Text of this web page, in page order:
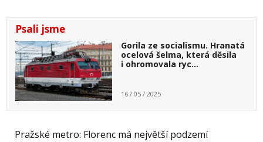
Psali jsme
Gorila ze socialismu. Hranatá
ocelová šelma, která děsila
i ohromovala ryc…
16 / 05 / 2025
Pražské metro: Florenc má největší podzemí